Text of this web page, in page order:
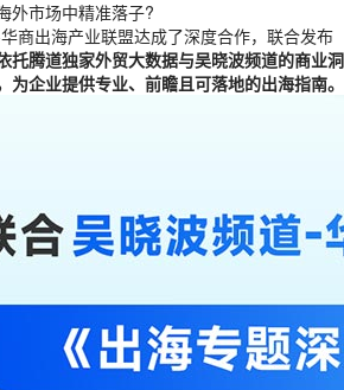
市场中精准落子?
商出海产业联盟达成了深度合作，联合发布
托腾道独家外贸大数据与吴晓波频道的商业洞
企业提供专业、前瞻且可落地的出海指南。